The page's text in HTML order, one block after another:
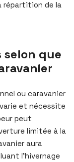
répartition de la
que
ou caravanier
et nécessite
peut
limitée à la
aura
l’hivernage